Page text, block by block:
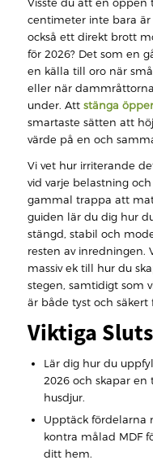
Visste du att en öppen
centimeter inte bara
också ett direkt brott
för 2026? Det som en
en källa till oro när
eller när
under. Att stänga
smartaste sätten att
värde på en och
Vi vet hur irriterande
vid varje belastning
gammal trappa att
guiden lär du dig hur
stängd, stabil och
resten av inredningen.
massiv ek till hur du
stegen, samtidigt som
är både tyst och säkert
Viktiga
Lär dig hur du
2026 och skapar
husdjur.
Upptäck fördelarna
kontra målad MDF
ditt hem.